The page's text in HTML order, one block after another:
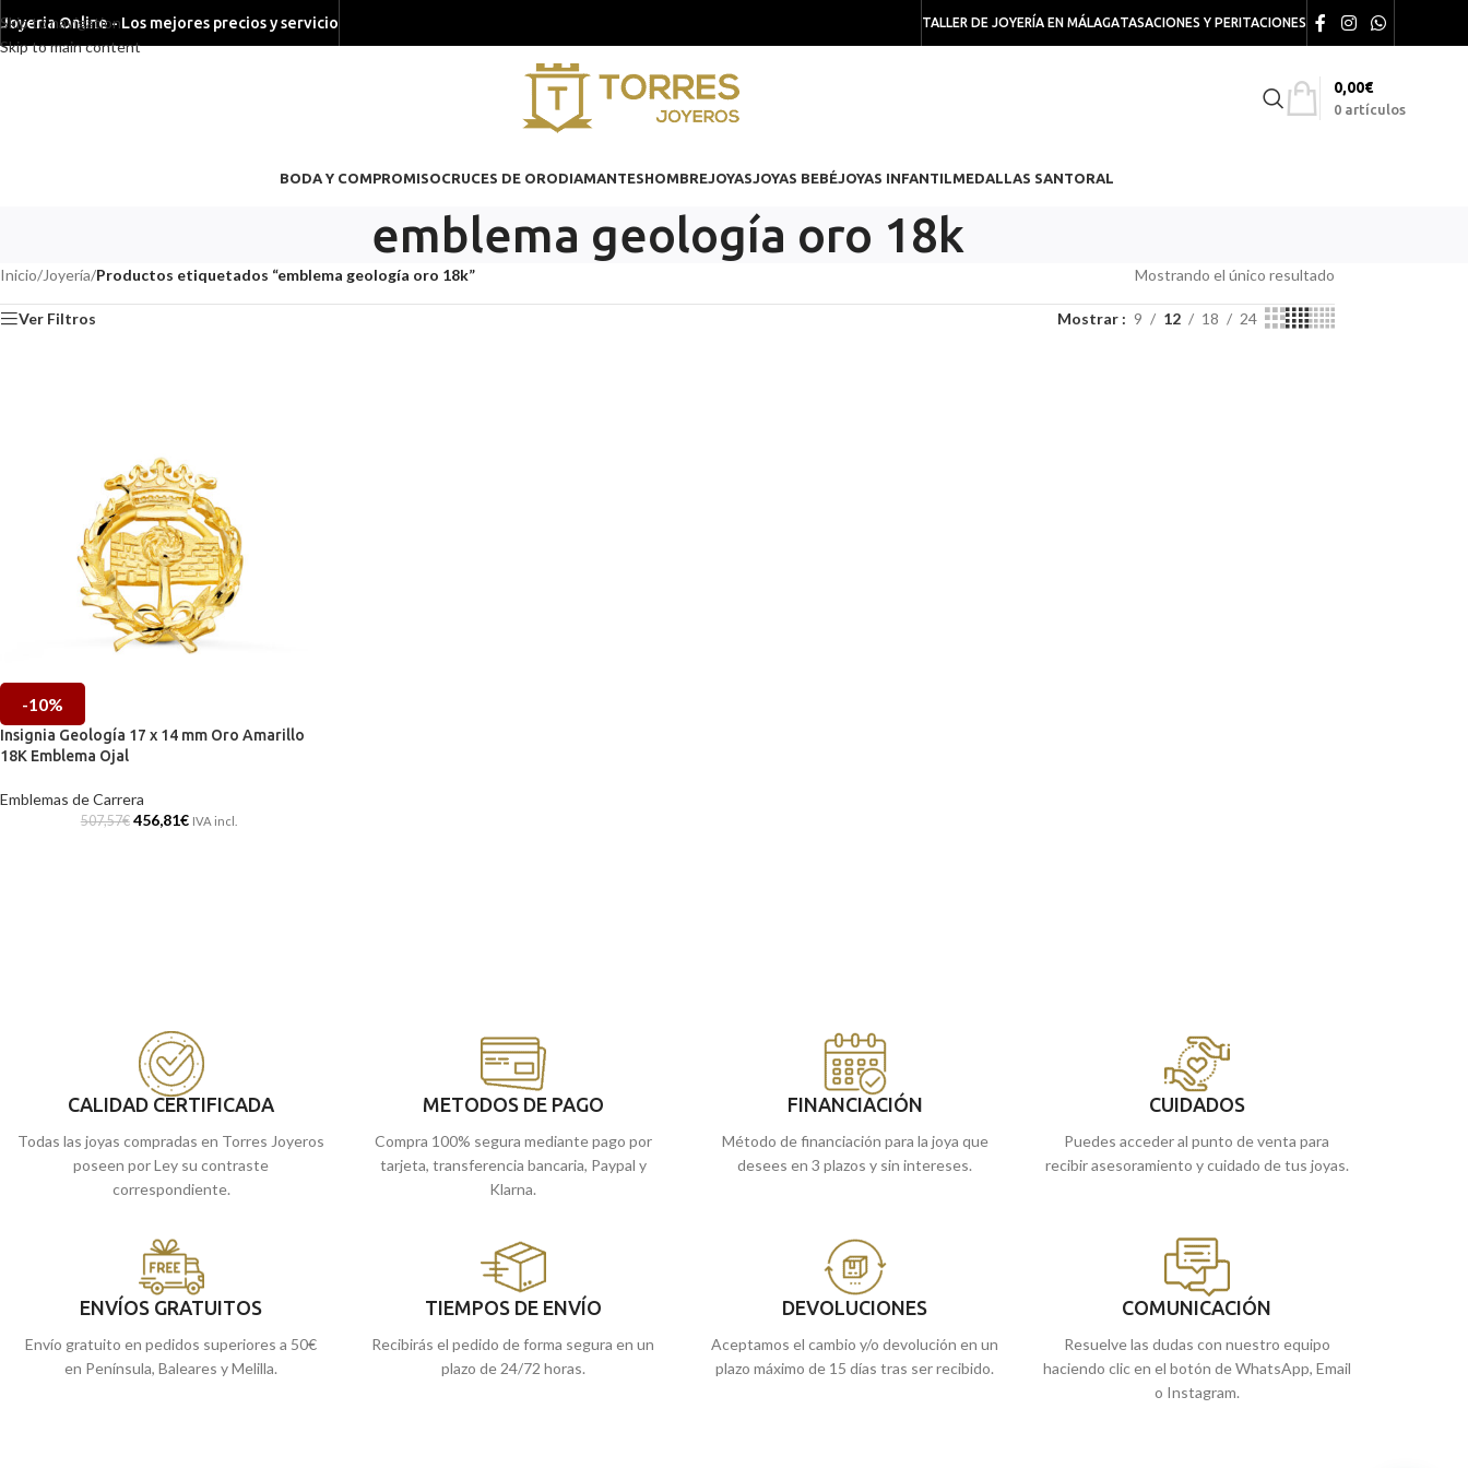
Skip to navigation
Skip to main content
Joyeria Online - Los mejores precios y servicio TALLER DE JOYERÍA EN MÁLAGATASACIONES Y PERITACIONES
0 artículos
0,00€
BODA Y COMPROMISOCRUCES DE ORODIAMANTESHOMBREJOYASJOYAS BEBÉJOYAS INFANTILMEDALLAS SANTORAL
emblema geología oro 18k
Inicio/Joyería/Productos etiquetados “emblema geología oro 18k” Mostrando el único resultado
Ver Filtros Mostrar 9 12 18 24
-10%
Insignia Geología 17 x 14 mm Oro Amarillo
18K Emblema Ojal
Emblemas de Carrera
507,57€ 456,81€ IVA incl.
CALIDAD CERTIFICADA
Todas las joyas compradas en Torres Joyeros
poseen por Ley su contraste
correspondiente.
METODOS DE PAGO
Compra 100% segura mediante pago por
tarjeta, transferencia bancaria, Paypal y
Klarna.
FINANCIACIÓN
Método de financiación para la joya que
desees en 3 plazos y sin intereses.
CUIDADOS
Puedes acceder al punto de venta para
recibir asesoramiento y cuidado de tus joyas.
ENVÍOS GRATUITOS
Envío gratuito en pedidos superiores a 50€
en Península, Baleares y Melilla.
TIEMPOS DE ENVÍO
Recibirás el pedido de forma segura en un
plazo de 24/72 horas.
DEVOLUCIONES
Aceptamos el cambio y/o devolución en un
plazo máximo de 15 días tras ser recibido.
COMUNICACIÓN
Resuelve las dudas con nuestro equipo
haciendo clic en el botón de WhatsApp, Email
o Instagram.